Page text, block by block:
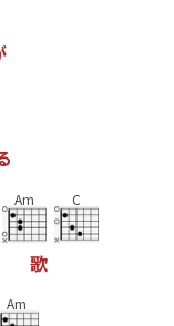
Am
歌
C
Am